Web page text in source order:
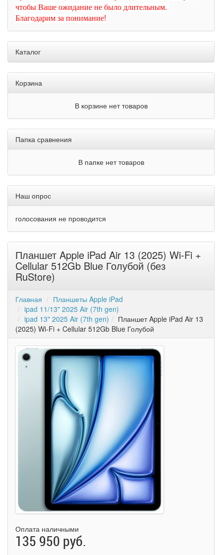
чтобы Ваше ожидание не было длительным.
Благодарим за понимание!
Каталог
Корзина
В корзине нет товаров
Папка сравнения
В папке нет товаров
Наш опрос
голосования не проводится
Планшет Apple iPad Air 13 (2025) Wi-Fi +
Cellular 512Gb Blue Голубой (без
RuStore)
Главная
Планшеты Apple iPad
ipad 11/13" 2025 Air (7th gen)
ipad 13" 2025 Air (7th gen)
Планшет Apple iPad Air 13
(2025) Wi-Fi + Cellular 512Gb Blue Голубой
Оплата наличными
135 950 руб.